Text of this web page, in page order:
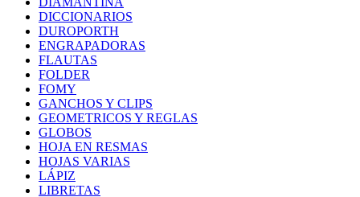
DICCIONARIOS
DUROPORTH
ENGRAPADORAS
FLAUTAS
FOLDER
FOMY
GANCHOS Y CLIPS
GEOMETRICOS Y REGLAS
GLOBOS
HOJA EN RESMAS
HOJAS VARIAS
LÁPIZ
LIBRETAS